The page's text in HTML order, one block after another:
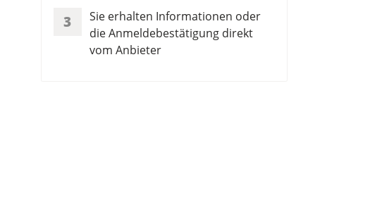
3
Sie erhalten Informationen oder
die Anmeldebestätigung direkt
vom Anbieter